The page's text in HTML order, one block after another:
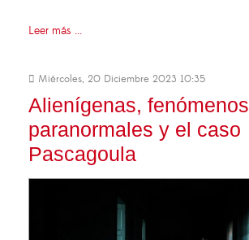
Leer más ...
Miércoles, 20 Diciembre 2023 10:35
Alienígenas, fenómenos
paranormales y el caso
Pascagoula